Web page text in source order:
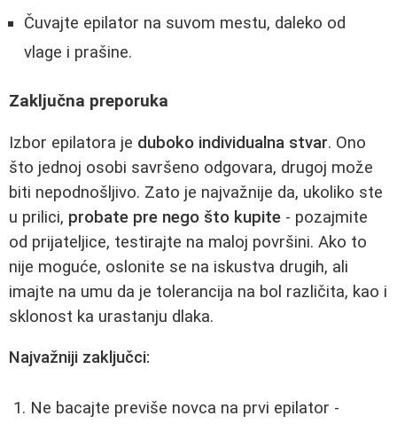
Čuvajte epilator na suvom mestu, daleko od
vlage i prašine.
Zaključna preporuka
Izbor epilatora je duboko individualna stvar. Ono
što jednoj osobi savršeno odgovara, drugoj može
biti nepodnošljivo. Zato je najvažnije da, ukoliko ste
u prilici, probate pre nego što kupite - pozajmite
od prijateljice, testirajte na maloj površini. Ako to
nije moguće, oslonite se na iskustva drugih, ali
imajte na umu da je tolerancija na bol različita, kao i
sklonost ka urastanju dlaka.
Najvažniji zaključci:
Ne bacajte previše novca na prvi epilator -